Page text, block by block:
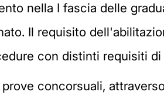
nella I fascia delle
Il requisito
con distinti requisiti
concorsuali,